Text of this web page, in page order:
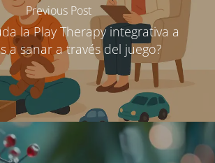
Previous Post
la Play Therapy integrativa a
a sanar a través del juego?